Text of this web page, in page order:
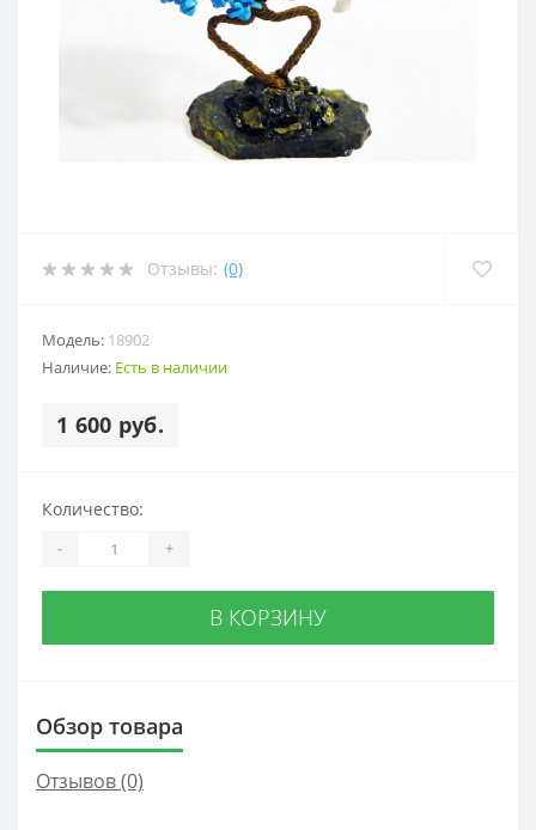
Отзывы: (0)
Модель: 18902
Наличие: Есть в наличии
1 600 руб.
Количество:
- +
В КОРЗИНУ
Обзор товара
Отзывов (0)